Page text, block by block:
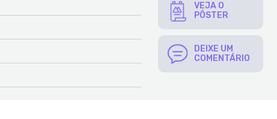
VEJA O
PÔSTER
DEIXE UM
COMENTÁRIO